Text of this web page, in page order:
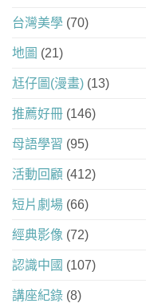
台灣美學 (70)
地圖 (21)
尪仔圖(漫畫) (13)
推薦好冊 (146)
母語學習 (95)
活動回顧 (412)
短片劇場 (66)
經典影像 (72)
認識中國 (107)
講座紀錄 (8)